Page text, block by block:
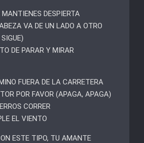
DESPIERTA
VA DE UN LADO A OTRO
DE PARAR Y MIRAR
FUERA DE LA CARRETERA
POR FAVOR (APAGA, APAGA)
CORRER
EL VIENTO
ESTE TIPO, TU AMANTE